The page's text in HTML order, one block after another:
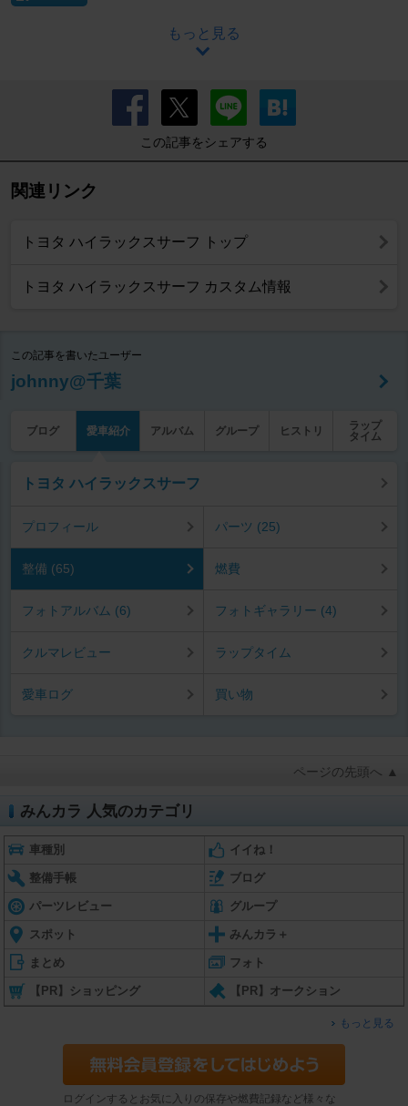
もっと見る
この記事をシェアする
関連リンク
トヨタ ハイラックスサーフ トップ
トヨタ ハイラックスサーフ カスタム情報
この記事を書いたユーザー
johnny@千葉
ブログ 愛車紹介 アルバム グループ ヒストリ
ラップ
タイム
トヨタ ハイラックスサーフ
プロフィール パーツ (25)
整備 (65) 燃費
フォトアルバム (6) フォトギャラリー (4)
クルマレビュー ラップタイム
愛車ログ 買い物
ページの先頭へ ▲
みんカラ 人気のカテゴリ
車種別 イイね！
整備手帳 ブログ
パーツレビュー グループ
スポット みんカラ＋
まとめ フォト
【PR】ショッピング 【PR】オークション
もっと見る
ログインするとお気に入りの保存や燃費記録など様々な